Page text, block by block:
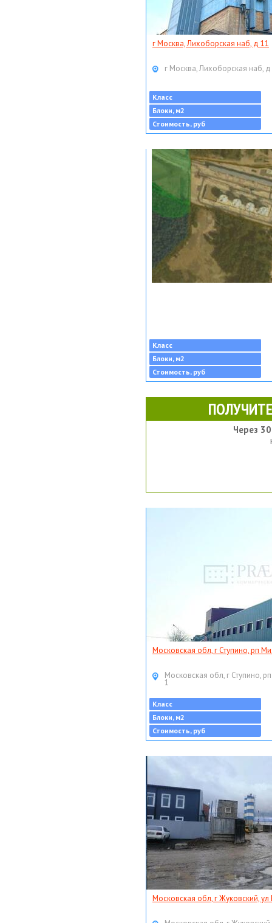
г Москва, Лихоборская наб, д 11
г Москва, Лихоборская наб,
Класс
Блоки, м2
Стоимость, руб
Класс
Блоки, м2
Стоимость, руб
Через
Московская обл, г Ступино, рп
Московская обл, г Ступино,
1
Класс
Блоки, м2
Стоимость, руб
Московская обл, г Жуковский,